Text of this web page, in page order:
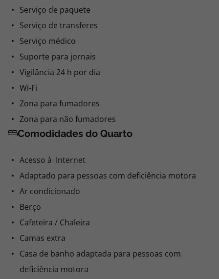
Serviço de paquete
Serviço de transferes
Serviço médico
Suporte para jornais
Vigilância 24 h por dia
Wi-Fi
Zona para fumadores
Zona para não fumadores
Comodidades do Quarto
Acesso à Internet
Adaptado para pessoas com deficiência motora
Ar condicionado
Berço
Cafeteira / Chaleira
Camas extra
Casa de banho adaptada para pessoas com
deficiência motora